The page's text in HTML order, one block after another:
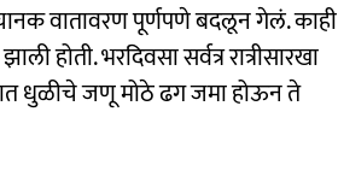
वातावरण पूर्णपणे बदलून गेलं. काही
होती. भरदिवसा सर्वत्र रात्रीसारखा
धुळीचे जणू मोठे ढग जमा होऊन ते